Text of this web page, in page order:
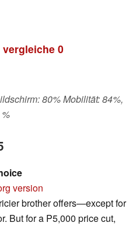
vergleiche 0
80% Mobilität: 84%,
version
brother offers—except for
But for a P5,000 price cut,